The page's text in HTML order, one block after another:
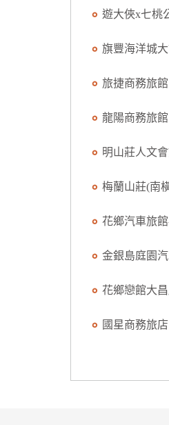
遊大俠x七桃
旗豐海洋城
旅捷商務旅館
龍陽商務旅館
明山莊人文
梅蘭山莊(南
花鄉汽車旅
金銀島庭園
花鄉戀館大
國星商務旅店